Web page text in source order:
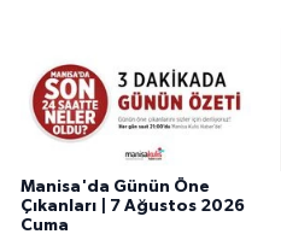
Manisa'da Günün Öne
Çıkanları | 7 Ağustos 2026
Cuma